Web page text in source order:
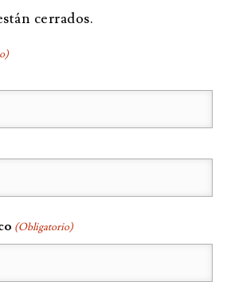
cerrados.
(Obligatorio)